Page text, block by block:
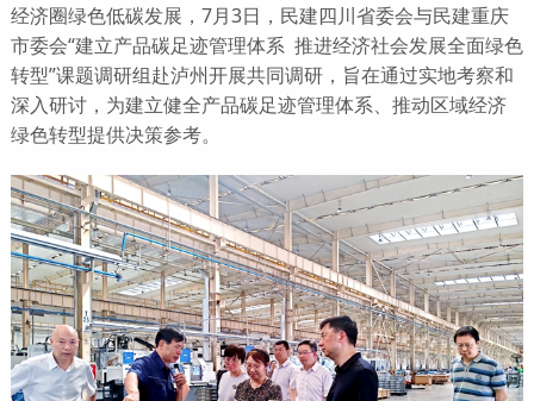
经济圈绿色低碳发展，7月3日，民建四川省委会与民建重庆
市委会“建立产品碳足迹管理体系 推进经济社会发展全面绿色
转型”课题调研组赴泸州开展共同调研，旨在通过实地考察和
深入研讨，为建立健全产品碳足迹管理体系、推动区域经济
绿色转型提供决策参考。